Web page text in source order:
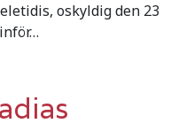
oskyldig den 23